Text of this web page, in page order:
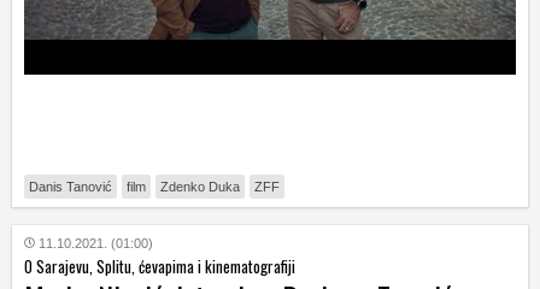
Danis Tanović film Zdenko Duka ZFF
11.10.2021. (01:00)
O Sarajevu, Splitu, ćevapima i kinematografiji